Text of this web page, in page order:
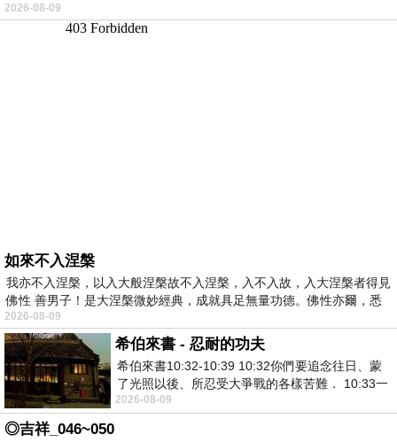
2026-08-09
如來不入涅槃
我亦不入涅槃，以入大般涅槃故不入涅槃，入不入故，入大涅槃者得見
佛性 善男子！是大涅槃微妙經典，成就具足無量功德。佛性亦爾，悉
2026-08-09
希伯來書 - 忍耐的功夫
希伯來書10:32-10:39 10:32你們要追念往日、蒙
了光照以後、所忍受大爭戰的各樣苦難． 10:33一
面被毀謗、遭患難、成了戲景、叫眾人
2026-08-09
◎吉祥_046~050